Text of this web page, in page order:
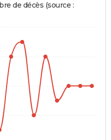
de décès (source :